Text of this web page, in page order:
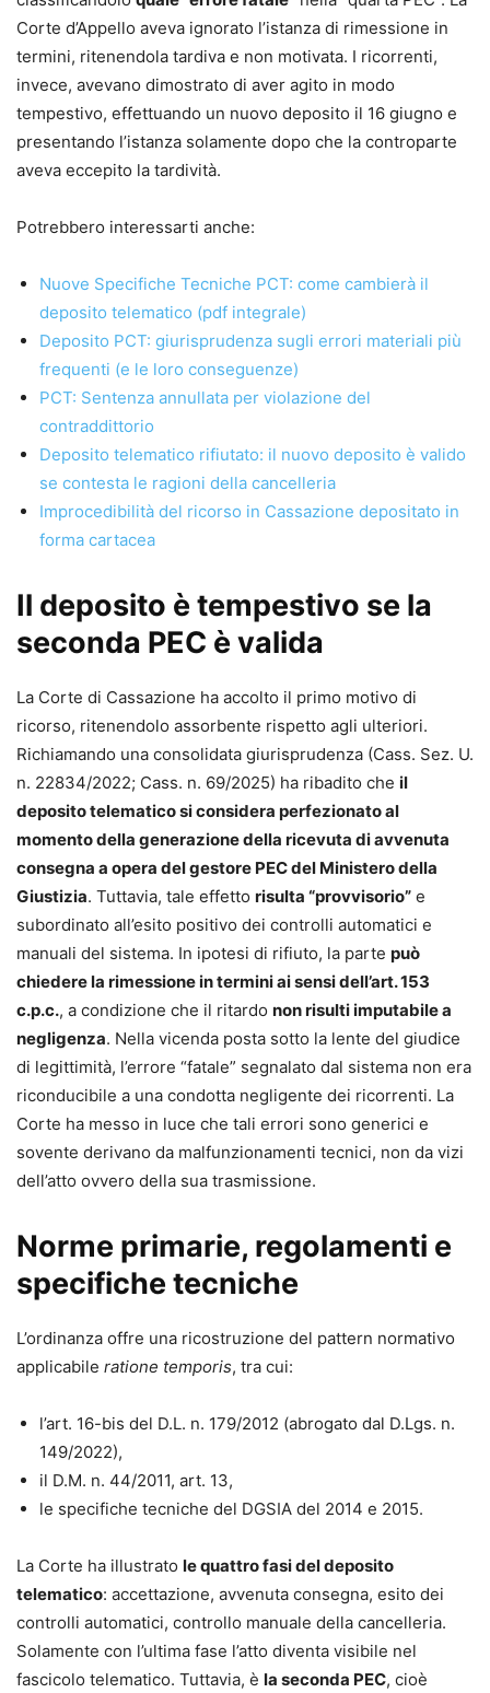
arbitrale.
Punti di forza
•Aggiornamento normativo e giurisprudenziale costante
•Impostazione pratico-operativa, pensata per l’attività
quotidiana dello studio
•Formulari commentati e immediatamente utilizzabili
adempimenti
Autrice
Lucilla Nigro
Autrice di formulari giuridici, unitamente al padre avv.
Benito Nigro, dall’anno 1990. Avvocato cassazionista,
Mediatore civile e Giudice ausiliario presso la Corte di
Appello di Napoli, sino al dicembre 2022, è attualmente
Giudice di pace in Agropoli.
Corte d’Appello aveva ignorato l’istanza di rimessione in
termini, ritenendola tardiva e non motivata. I ricorrenti,
invece, avevano dimostrato di aver agito in modo
tempestivo, effettuando un nuovo deposito il 16 giugno e
presentando l’istanza solamente dopo che la controparte
aveva eccepito la tardività.
Potrebbero interessarti anche:
Nuove Specifiche Tecniche PCT: come cambierà il
deposito telematico (pdf integrale)
Deposito PCT: giurisprudenza sugli errori materiali più
frequenti (e le loro conseguenze)
PCT: Sentenza annullata per violazione del
contraddittorio
Deposito telematico rifiutato: il nuovo deposito è valido
se contesta le ragioni della cancelleria
Improcedibilità del ricorso in Cassazione depositato in
forma cartacea
Il deposito è tempestivo se la
seconda PEC è valida
La Corte di Cassazione ha accolto il primo motivo di
ricorso, ritenendolo assorbente rispetto agli ulteriori.
Richiamando una consolidata giurisprudenza (Cass. Sez. U.
n. 22834/2022; Cass. n. 69/2025) ha ribadito che il
deposito telematico si considera perfezionato al
momento della generazione della ricevuta di avvenuta
consegna a opera del gestore PEC del Ministero della
Giustizia. Tuttavia, tale effetto risulta “provvisorio” e
subordinato all’esito positivo dei controlli automatici e
manuali del sistema. In ipotesi di rifiuto, la parte può
chiedere la rimessione in termini ai sensi dell’art. 153
c.p.c., a condizione che il ritardo non risulti imputabile a
negligenza. Nella vicenda posta sotto la lente del giudice
di legittimità, l’errore “fatale” segnalato dal sistema non era
riconducibile a una condotta negligente dei ricorrenti. La
Corte ha messo in luce che tali errori sono generici e
sovente derivano da malfunzionamenti tecnici, non da vizi
dell’atto ovvero della sua trasmissione.
Norme primarie, regolamenti e
specifiche tecniche
L’ordinanza offre una ricostruzione del pattern normativo
applicabile ratione temporis, tra cui:
l’art. 16-bis del D.L. n. 179/2012 (abrogato dal D.Lgs. n.
149/2022),
il D.M. n. 44/2011, art. 13,
le specifiche tecniche del DGSIA del 2014 e 2015.
La Corte ha illustrato le quattro fasi del deposito
telematico: accettazione, avvenuta consegna, esito dei
controlli automatici, controllo manuale della cancelleria.
Solamente con l’ultima fase l’atto diventa visibile nel
fascicolo telematico. Tuttavia, è la seconda PEC, cioè